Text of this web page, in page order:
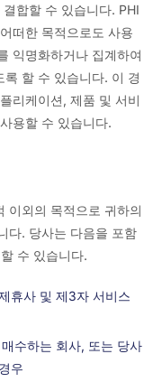
합할 수 있습니다. PHI
떠한 목적으로도 사용
익명화하거나 집계하여
할 수 있습니다. 이 경
리케이션, 제품 및 서비
용할 수 있습니다.
이외의 목적으로 귀하의
다. 당사는 다음을 포함
수 있습니다.
휴사 및 제3자 서비스
수하는 회사, 또는 당사
우